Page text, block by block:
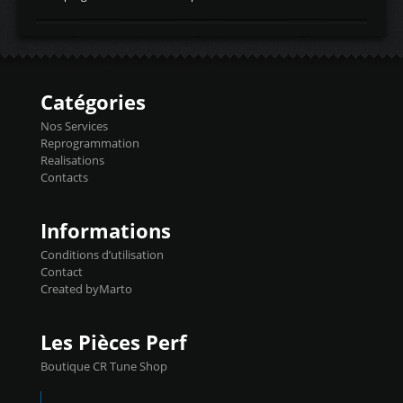
d'admissiontemp ex. pour atmo -30- 80°C
temperaturetemperature ldr moteurtemp
Injecteurs + Flashpro 1370€ TTC Le
précise et performante. Vous pourrez
basculer de la carto sans plomb à Ethanol à
l'aide du flashpro OPTION ECONOMIQUES
Reprog SP 98 sur le calculateur d'origine
450€ TTC Un gain d'environ 10cv et 15nm
Catégories
Nos Services
Reprogrammation
Realisations
Contacts
Informations
Conditions d’utilisation
Contact
Created byMarto
Les Pièces Perf
Boutique CR Tune Shop